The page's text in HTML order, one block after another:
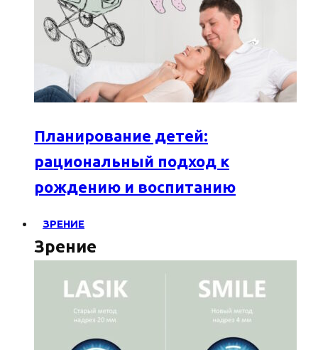
Планирование детей:
рациональный подход к
рождению и воспитанию
ЗРЕНИЕ
Зрение